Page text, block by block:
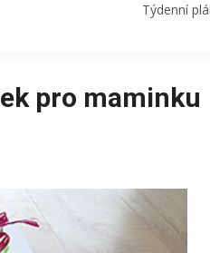
Týdenní
pro maminku